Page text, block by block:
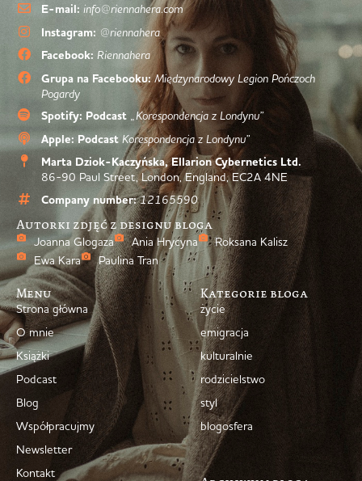
E-mail: info@riennahera.com
Instagram: @riennahera
Facebook: Riennahera
Grupa na Facebooku: Międzynarodowy Legion Pończoch
Pogardy
Spotify: Podcast „Korespondencja z Londynu”
Apple: Podcast Korespondencja z Londynu”
Marta Dziok-Kaczyńska, Ellarion Cybernetics Ltd.
86-90 Paul Street, London, England, EC2A 4NE
Company number: 12165590
Autorki zdjęć z designu bloga
Joanna Glogaza Ania Hrycyna
Roksana Kalisz
Ewa Kara
Paulina Tran
Menu
Strona główna
O mnie
Książki
Podcast
Blog
Współpracujmy
Newsletter
Kontakt
Kategorie bloga
życie
emigracja
kulturalnie
rodzicielstwo
styl
blogosfera